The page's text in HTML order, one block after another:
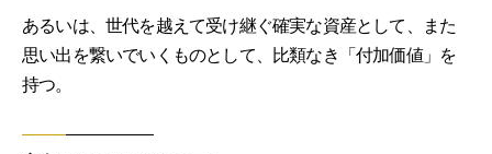
あるいは、世代を越えて受け継ぐ確実な資産として、また
思い出を繋いでいくものとして、比類なき「付加価値」を
持つ。